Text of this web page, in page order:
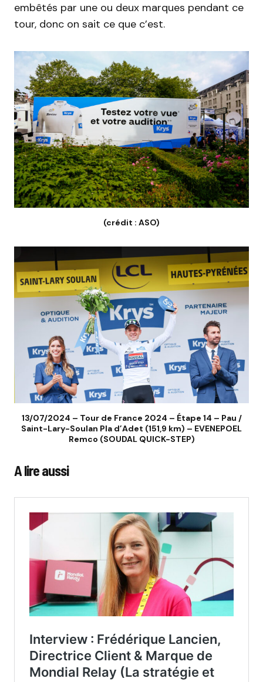
embêtés par une ou deux marques pendant ce
tour, donc on sait ce que c’est.
(crédit : ASO)
13/07/2024 – Tour de France 2024 – Étape 14 – Pau /
Saint-Lary-Soulan Pla d’Adet (151,9 km) – EVENEPOEL
Remco (SOUDAL QUICK-STEP)
A lire aussi